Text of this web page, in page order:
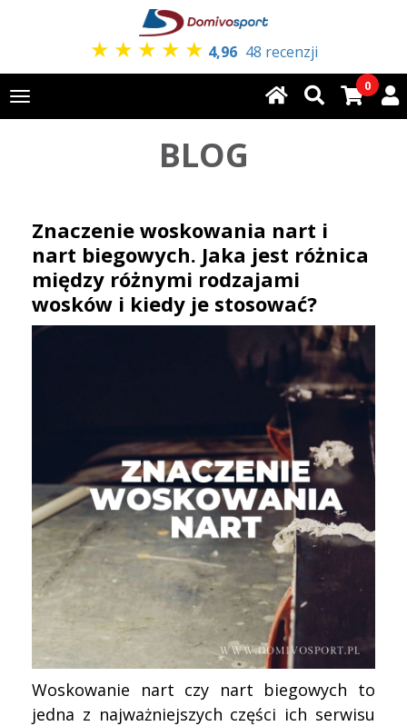
★ ★ ★ ★ ★ 4,96 48 recenzji
Toggle
navigation
0
BLOG
Znaczenie woskowania nart i
nart biegowych. Jaka jest różnica
między różnymi rodzajami
wosków i kiedy je stosować?
Woskowanie nart czy nart biegowych to
jedna z najważniejszych części ich serwisu